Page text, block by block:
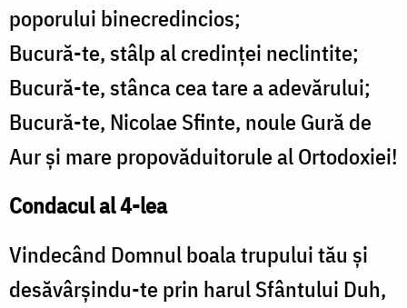
poporului binecredincios;
Bucură-te, stâlp al credinţei neclintite;
Bucură-te, stânca cea tare a adevărului;
Bucură-te, Nicolae Sfinte, noule Gură de
Aur şi mare propovăduitorule al Ortodoxiei!
Condacul al 4-lea
Vindecând Domnul boala trupului tău şi
desăvârşindu-te prin harul Sfântului Duh,